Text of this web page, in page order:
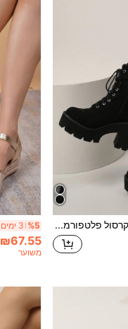
מגפי קרסול פלטפורמה מינימליסטיים בצבע שחור לנשים, סתיו/חורף, מגפיים לנשים %5
₪67.55
משוער